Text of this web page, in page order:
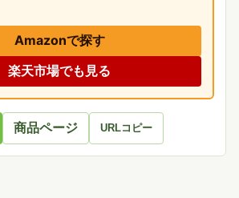
Amazonで探す
楽天市場でも見る
商品ページ URLコピー